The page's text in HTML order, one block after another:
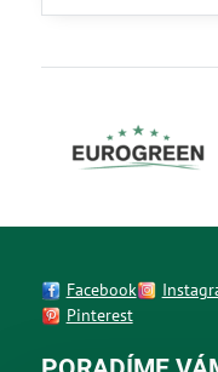
filtra
Facebook
Pinterest